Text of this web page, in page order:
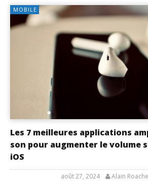
MOBILE
Les 7 meilleures applications
son pour augmenter le volume
iOS
août 27, 2024 Alain Roache